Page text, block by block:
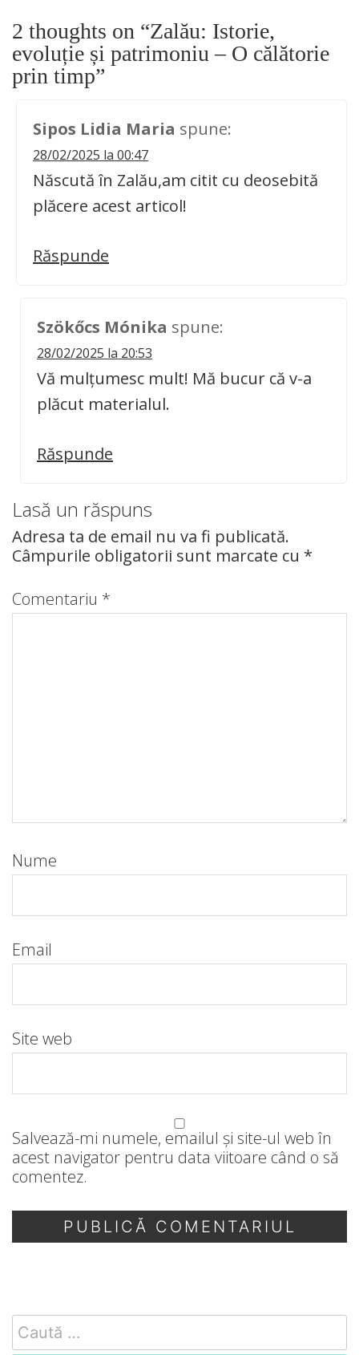
2 thoughts on “Zalău: Istorie,
evoluție și patrimoniu – O călătorie
prin timp”
Sipos Lidia Maria spune:
28/02/2025 la 00:47
Născută în Zalău,am citit cu deosebită
plăcere acest articol!
Răspunde
Szökőcs Mónika spune:
28/02/2025 la 20:53
Vă mulțumesc mult! Mă bucur că v-a
plăcut materialul.
Răspunde
Lasă un răspuns
Adresa ta de email nu va fi publicată.
Câmpurile obligatorii sunt marcate cu *
Comentariu *
Nume
Email
Site web
Salvează-mi numele, emailul și site-ul web în
acest navigator pentru data viitoare când o să
comentez.
Search
for: